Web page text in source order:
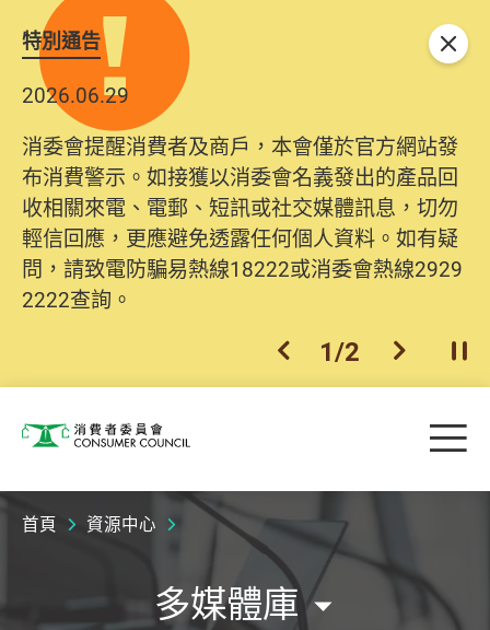
特別通告
2026.06.29
消委會提醒消費者及商戶，本會僅於官方網站發
布消費警示。如接獲以消委會名義發出的產品回
收相關來電、電郵、短訊或社交媒體訊息，切勿
輕信回應，更應避免透露任何個人資料。如有疑
問，請致電防騙易熱線18222或消委會熱線2929
2222查詢。
上一個
1/2 下一個開
關閉
消費者委員會 目
首頁 資源中心
多媒體庫